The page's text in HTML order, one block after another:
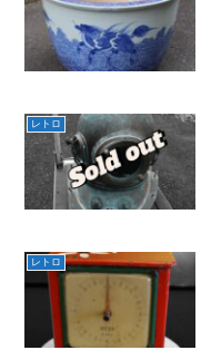
レトロ
レトロ